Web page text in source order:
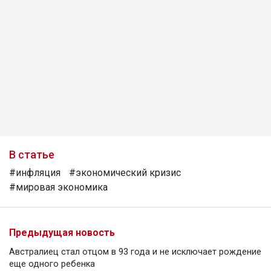
В статье
#инфляция
#экономический кризис
#мировая экономика
Предыдущая новость
Австралиец стал отцом в 93 года и не исключает рождение
еще одного ребенка